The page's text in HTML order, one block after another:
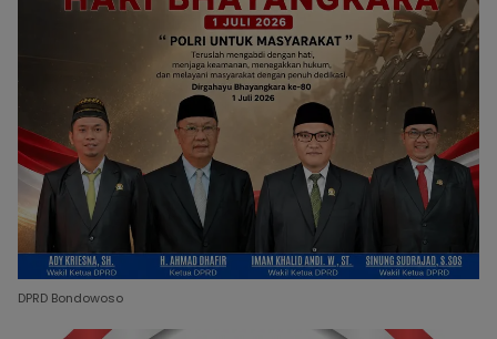
DPRD Bondowoso